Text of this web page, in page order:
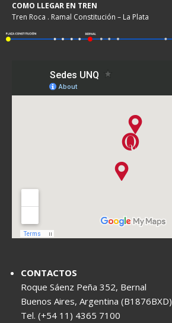
COMO LLEGAR EN TREN
Tren Roca . Ramal Constitución – La Plata
CONTACTOS
Roque Sáenz Peña 352, Bernal
Buenos Aires, Argentina (B1876BXD)
Tel. (+54 11) 4365 7100